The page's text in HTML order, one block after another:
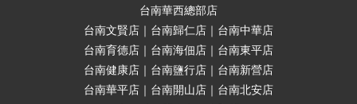
台南華西總部店
台南文賢店｜台南歸仁店｜台南中華店
台南育德店｜台南海佃店｜台南東平店
台南健康店｜台南鹽行店｜台南新營店
台南華平店｜台南開山店｜台南北安店